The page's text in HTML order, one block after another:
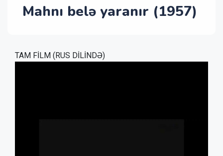
Mahnı belə yaranır (1957)
TAM FİLM (RUS DİLİNDƏ)